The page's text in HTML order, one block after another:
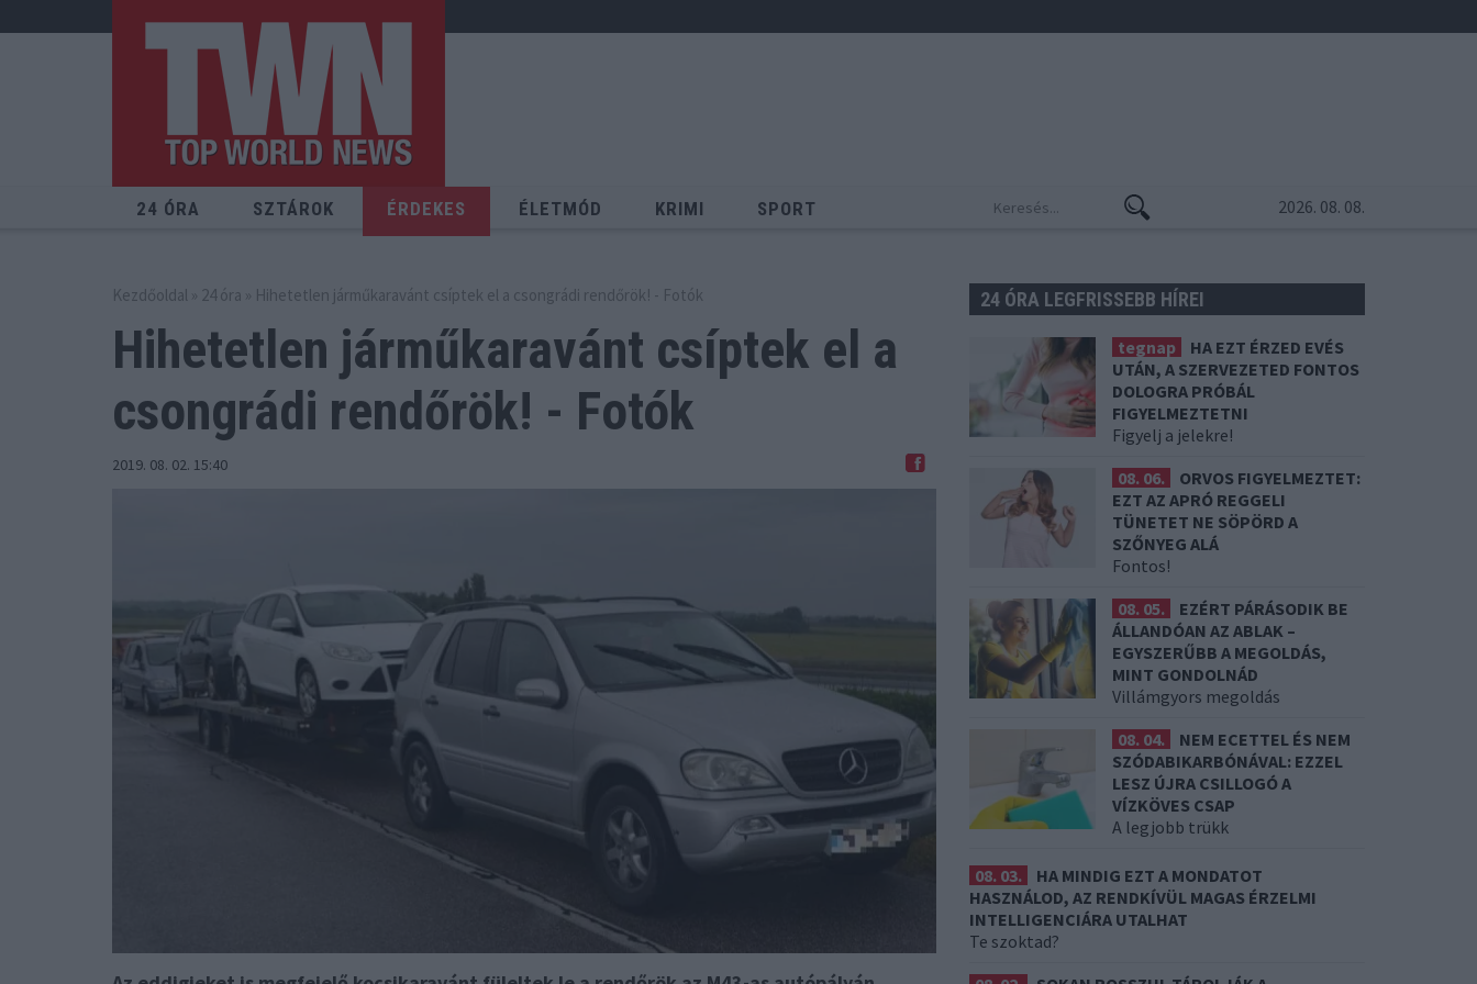
24 ÓRA SZTÁROK ÉRDEKES ÉLETMÓD KRIMI SPORT 2026. 08. 08.
Kezdőoldal » 24 óra » Hihetetlen járműkaravánt csíptek el a csongrádi rendőrök! - Fotók
Hihetetlen járműkaravánt csíptek el a
csongrádi rendőrök! - Fotók
2019. 08. 02. 15:40
24 ÓRA LEGFRISSEBB HÍREI
tegnap
HA EZT ÉRZED EVÉS
UTÁN, A SZERVEZETED FONTOS
DOLOGRA PRÓBÁL
FIGYELMEZTETNI
Figyelj a jelekre!
08. 06.
ORVOS FIGYELMEZTET:
EZT AZ APRÓ REGGELI
TÜNETET NE SÖPÖRD A
SZŐNYEG ALÁ
Fontos!
08. 05.
EZÉRT PÁRÁSODIK BE
ÁLLANDÓAN AZ ABLAK –
EGYSZERŰBB A MEGOLDÁS,
MINT GONDOLNÁD
Villámgyors megoldás
08. 04.
NEM ECETTEL ÉS NEM
SZÓDABIKARBÓNÁVAL: EZZEL
LESZ ÚJRA CSILLOGÓ A
VÍZKÖVES CSAP
A legjobb trükk
08. 03.
HA MINDIG EZT A MONDATOT
HASZNÁLOD, AZ RENDKÍVÜL MAGAS ÉRZELMI
INTELLIGENCIÁRA UTALHAT
Te szoktad?